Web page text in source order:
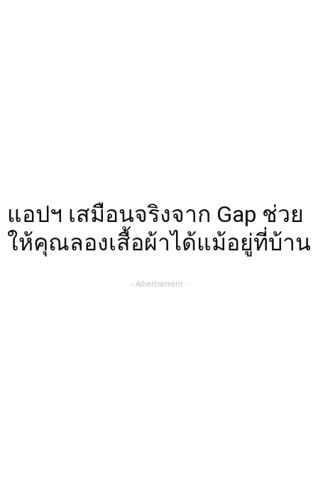
แอปฯ เสมือนจริงจาก Gap ช่วย
ให้คุณลองเสื้อผ้าได้แม้อยู่ที่บ้าน
- Advertisement -